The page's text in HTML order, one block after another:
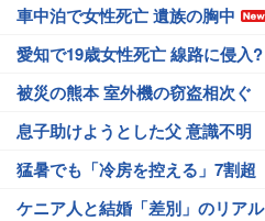
車中泊で女性死亡 遺族の胸中
愛知で19歳女性死亡 線路に侵入?
被災の熊本 室外機の窃盗相次ぐ
息子助けようとした父 意識不明
猛暑でも「冷房を控える」7割超
ケニア人と結婚「差別」のリアル